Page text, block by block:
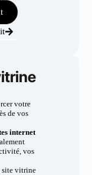
votre
de vos
internet
vos
site vitrine